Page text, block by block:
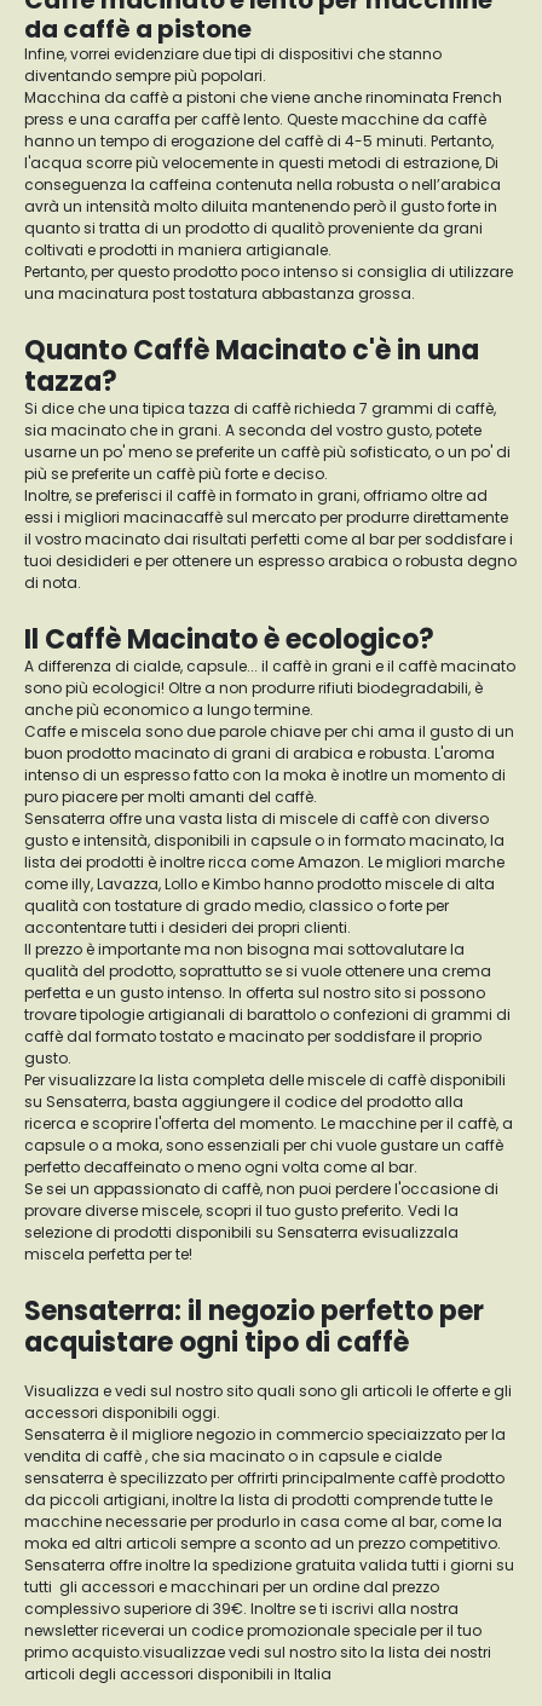
da caffè a pistone
Infine, vorrei evidenziare due tipi di dispositivi che stanno
diventando sempre più popolari.
Macchina da caffè a pistoni che viene anche rinominata French
press e una caraffa per caffè lento. Queste macchine da caffè
hanno un tempo di erogazione del caffè di 4-5 minuti. Pertanto,
l'acqua scorre più velocemente in questi metodi di estrazione, Di
conseguenza la caffeina contenuta nella robusta o nell’arabica
avrà un intensità molto diluita mantenendo però il gusto forte in
quanto si tratta di un prodotto di qualitò proveniente da grani
coltivati e prodotti in maniera artigianale.
Pertanto, per questo prodotto poco intenso si consiglia di utilizzare
una macinatura post tostatura abbastanza grossa.
Quanto Caffè Macinato c'è in una
tazza?
Si dice che una tipica tazza di caffè richieda 7 grammi di caffè,
sia macinato che in grani. A seconda del vostro gusto, potete
usarne un po' meno se preferite un caffè più sofisticato, o un po' di
più se preferite un caffè più forte e deciso.
Inoltre, se preferisci il caffè in formato in grani, offriamo oltre ad
essi i migliori macinacaffè sul mercato per produrre direttamente
il vostro macinato dai risultati perfetti come al bar per soddisfare i
tuoi desidideri e per ottenere un espresso arabica o robusta degno
di nota.
Il Caffè Macinato è ecologico?
A differenza di cialde, capsule... il caffè in grani e il caffè macinato
sono più ecologici! Oltre a non produrre rifiuti biodegradabili, è
anche più economico a lungo termine.
Caffe e miscela sono due parole chiave per chi ama il gusto di un
buon prodotto macinato di grani di arabica e robusta. L'aroma
intenso di un espresso fatto con la moka è inotlre un momento di
puro piacere per molti amanti del caffè.
Sensaterra offre una vasta lista di miscele di caffè con diverso
gusto e intensità, disponibili in capsule o in formato macinato, la
lista dei prodotti è inoltre ricca come Amazon. Le migliori marche
come illy, Lavazza, Lollo e Kimbo hanno prodotto miscele di alta
qualità con tostature di grado medio, classico o forte per
accontentare tutti i desideri dei propri clienti.
Il prezzo è importante ma non bisogna mai sottovalutare la
qualità del prodotto, soprattutto se si vuole ottenere una crema
perfetta e un gusto intenso. In offerta sul nostro sito si possono
trovare tipologie artigianali di barattolo o confezioni di grammi di
caffè dal formato tostato e macinato per soddisfare il proprio
gusto.
Per visualizzare la lista completa delle miscele di caffè disponibili
su Sensaterra, basta aggiungere il codice del prodotto alla
ricerca e scoprire l'offerta del momento. Le macchine per il caffè, a
capsule o a moka, sono essenziali per chi vuole gustare un caffè
perfetto decaffeinato o meno ogni volta come al bar.
Se sei un appassionato di caffè, non puoi perdere l'occasione di
provare diverse miscele, scopri il tuo gusto preferito. Vedi la
selezione di prodotti disponibili su Sensaterra evisualizzala
miscela perfetta per te!
Sensaterra: il negozio perfetto per
acquistare ogni tipo di caffè
Visualizza e vedi sul nostro sito quali sono gli articoli le offerte e gli
accessori disponibili oggi.
Sensaterra è il migliore negozio in commercio speciaizzato per la
vendita di caffè , che sia macinato o in capsule e cialde
sensaterra è specilizzato per offrirti principalmente caffè prodotto
da piccoli artigiani, inoltre la lista di prodotti comprende tutte le
macchine necessarie per produrlo in casa come al bar, come la
moka ed altri articoli sempre a sconto ad un prezzo competitivo.
Sensaterra offre inoltre la spedizione gratuita valida tutti i giorni su
tutti gli accessori e macchinari per un ordine dal prezzo
complessivo superiore di 39€. Inoltre se ti iscrivi alla nostra
newsletter riceverai un codice promozionale speciale per il tuo
primo acquisto.visualizzae vedi sul nostro sito la lista dei nostri
articoli degli accessori disponibili in Italia